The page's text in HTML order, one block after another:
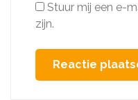
Stuur mij een e-
zijn.